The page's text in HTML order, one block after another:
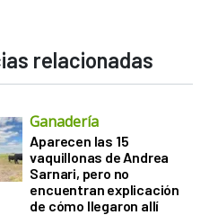
relacionadas
Ganadería
Aparecen las 15
vaquillonas de Andrea
Sarnari, pero no
encuentran explicación
de cómo llegaron allí